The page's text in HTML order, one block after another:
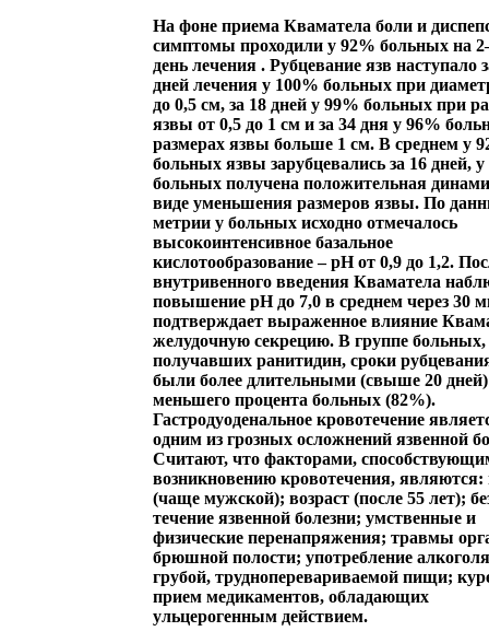
На фоне приема Кваматела боли и
симптомы проходили у 92% больных на
день лечения . Рубцевание язв наступало
дней лечения у 100% больных при
до 0,5 см, за 18 дней у 99% больных при
язвы от 0,5 до 1 см и за 34 дня у 96%
размерах язвы больше 1 см. В среднем у
больных язвы зарубцевались за 16 дней,
больных получена положительная
виде уменьшения размеров язвы. По
метрии у больных исходно отмечалось
высокоинтенсивное базальное
кислотообразование – рН от 0,9 до 1,2.
внутривенного введения Кваматела
повышение рН до 7,0 в среднем через 30
подтверждает выраженное влияние
желудочную секрецию. В группе больных,
получавших ранитидин, сроки
были более длительными (свыше 20
меньшего процента больных (82%).
Гастродуоденальное кровотечение
одним из грозных осложнений язвенной
Считают, что факторами,
возникновению кровотечения, являются:
(чаще мужской); возраст (после 55 лет);
течение язвенной болезни; умственные и
физические перенапряжения; травмы
брюшной полости; употребление
грубой, трудноперевариваемой пищи;
прием медикаментов, обладающих
ульцерогенным действием.